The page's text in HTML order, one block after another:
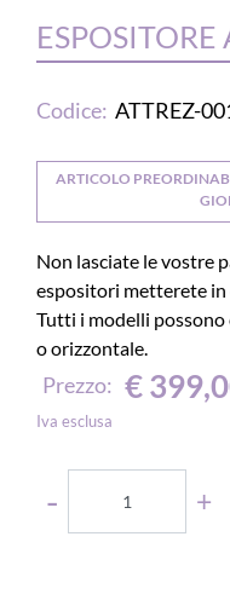
ESPOSITORE
Codice: ATTREZ-
ARTICOLO
Non lasciate le vostre
espositori metterete
Tutti i modelli possono
o orizzontale.
Prezzo: €
Iva esclusa